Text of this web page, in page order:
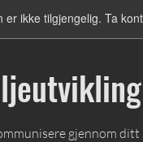
er ikke tilgjengelig. Ta
gjennom ditt